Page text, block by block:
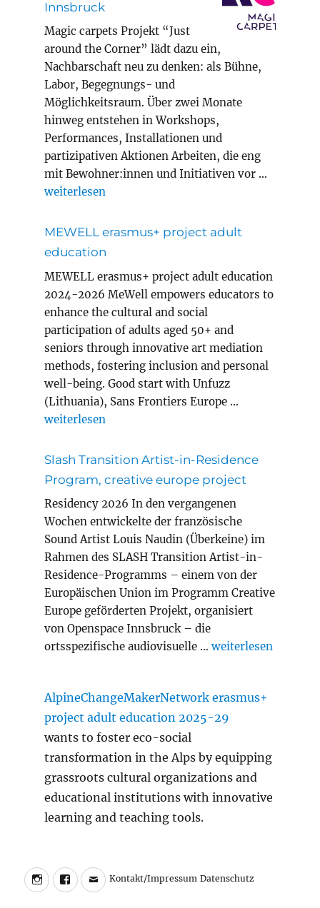
Innsbruck
Magic carpets Projekt “Just
around the Corner” lädt dazu ein,
Nachbarschaft neu zu denken: als Bühne,
Labor, Begegnungs- und
Möglichkeitsraum. Über zwei Monate
hinweg entstehen in Workshops,
Performances, Installationen und
partizipativen Aktionen Arbeiten, die eng
mit Bewohner:innen und Initiativen vor …
„Magic Carpets Year 8 in Innsbruck“
weiterlesen
MEWELL erasmus+ project adult
education
MEWELL erasmus+ project adult education
2024-2026 MeWell empowers educators to
enhance the cultural and social
participation of adults aged 50+ and
seniors through innovative art mediation
methods, fostering inclusion and personal
well-being. Good start with Unfuzz
(Lithuania), Sans Frontiers Europe …
„MEWELL erasmus+ project adult education“
weiterlesen
Slash Transition Artist-in-Residence
Program, creative europe project
Residency 2026 In den vergangenen
Wochen entwickelte der französische
Sound Artist Louis Naudin (Überkeine) im
Rahmen des SLASH Transition Artist-in-
Residence-Programms – einem von der
Europäischen Union im Programm Creative
Europe geförderten Projekt, organisiert
von Openspace Innsbruck – die
ortsspezifische audiovisuelle …„Slash Transition
weiterlesen
AlpineChangeMakerNetwork erasmus+
project adult education 2025-29
wants to foster eco-social
transformation in the Alps by equipping
grassroots cultural organizations and
educational institutions with innovative
learning and teaching tools.
InstagramFacebookCharly
Walter
Kontakt/ImpressumKontakt/Impressum
DatenschutzDatenschutz